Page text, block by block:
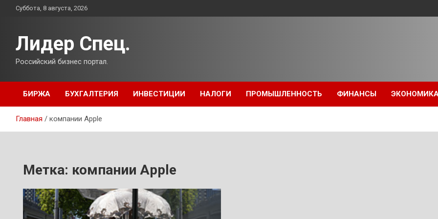
ПерейтиСуббота, 8 августа, 2026
Лидер Спец.
Российский бизнес портал.
БИРЖА БУХГАЛТЕРИЯ ИНВЕСТИЦИИ НАЛОГИ ПРОМЫШЛЕННОСТЬ ФИНАНСЫ
Главная компании Apple
Метка: компании Apple